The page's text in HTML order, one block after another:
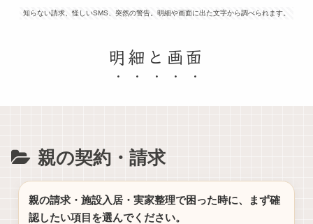
知らない請求、怪しいSMS、突然の警告。明細や画面に出た文字から調べられます。
明細と画面
親の契約・請求
親の請求・施設入居・実家整理で困った時に、まず確
認したい項目を選んでください。